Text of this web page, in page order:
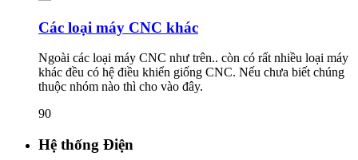
Các loại máy CNC khác
Ngoài các loại máy CNC như trên.. còn có rất nhiều loại máy
khác đều có hệ điều khiển giống CNC. Nếu chưa biết chúng
thuộc nhóm nào thì cho vào đây.
90
Hệ thống Điện